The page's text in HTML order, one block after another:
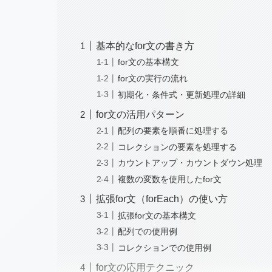
基本的なfor文の書き方
for文の基本構文
for文の実行の流れ
初期化・条件式・更新処理の詳細
for文の活用パターン
配列の要素を順番に処理する
コレクションの要素を処理する
カウントアップ・カウントダウン処理
複数の変数を使用したfor文
拡張for文（forEach）の使い方
拡張for文の基本構文
配列での使用例
コレクションでの使用例
for文の応用テクニック